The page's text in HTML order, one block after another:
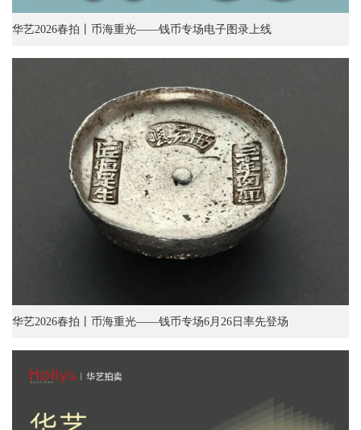
华艺2026春拍丨币海重光——钱币专场电子图录上线
华艺2026春拍丨币海重光——钱币专场6月26日率先登场